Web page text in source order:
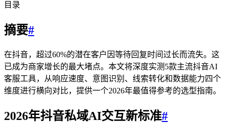
目录
摘要#
在抖音，超过60%的潜在客户因等待回复时间过长而流失。这
已成为商家增长的最大堵点。本文将深度实测5款主流抖音AI
客服工具，从响应速度、意图识别、线索转化和数据能力四个
维度进行横向对比，提供一个2026年最值得参考的选型指南。
2026年抖音私域AI交互新标准#